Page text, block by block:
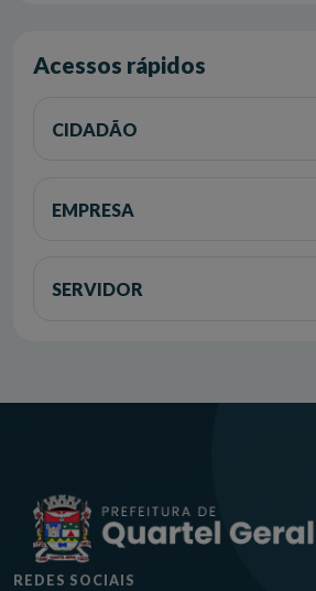
Acessos rápidos
CIDADÃO
EMPRESA
SERVIDOR
REDES SOCIAIS